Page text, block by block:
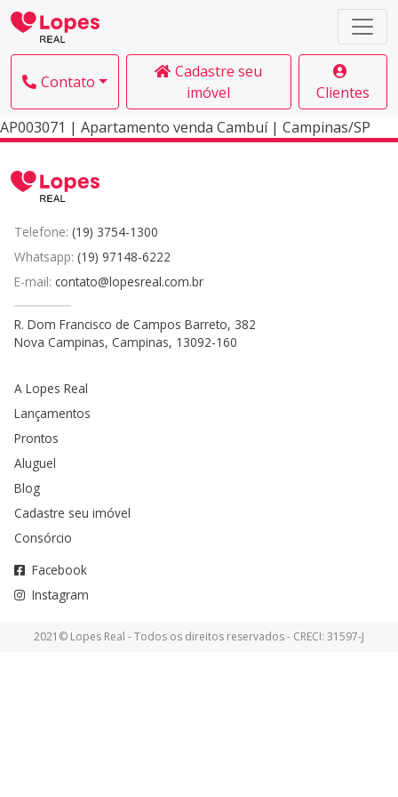
Contato
Cadastre seu
imóvel
Clientes
AP003071 | Apartamento venda Cambuí | Campinas/SP
Telefone: (19) 3754-1300
Whatsapp: (19) 97148-6222
E-mail: contato@lopesreal.com.br
R. Dom Francisco de Campos Barreto, 382
Nova Campinas, Campinas, 13092-160
A Lopes Real
Lançamentos
Prontos
Aluguel
Blog
Cadastre seu imóvel
Consórcio
Facebook
Instagram
2021© Lopes Real - Todos os direitos reservados - CRECI: 31597-J